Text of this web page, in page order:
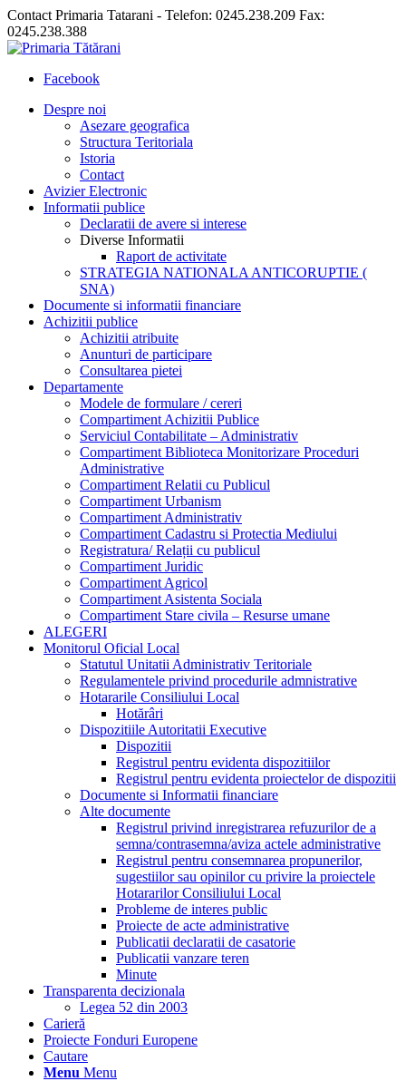
Contact Primaria Tatarani - Telefon: 0245.238.209 Fax:
0245.238.388
Facebook
Despre noi
Asezare geografica
Structura Teritoriala
Istoria
Contact
Avizier Electronic
Informatii publice
Declaratii de avere si interese
Diverse Informatii
Raport de activitate
STRATEGIA NATIONALA ANTICORUPTIE (
SNA)
Documente si informatii financiare
Achizitii publice
Achizitii atribuite
Anunturi de participare
Consultarea pietei
Departamente
Modele de formulare / cereri
Compartiment Achizitii Publice
Serviciul Contabilitate – Administrativ
Compartiment Biblioteca Monitorizare Proceduri
Administrative
Compartiment Relatii cu Publicul
Compartiment Urbanism
Compartiment Administrativ
Compartiment Cadastru si Protectia Mediului
Registratura/ Relații cu publicul
Compartiment Juridic
Compartiment Agricol
Compartiment Asistenta Sociala
Compartiment Stare civila – Resurse umane
ALEGERI
Monitorul Oficial Local
Statutul Unitatii Administrativ Teritoriale
Regulamentele privind procedurile admnistrative
Hotararile Consiliului Local
Hotărâri
Dispozitiile Autoritatii Executive
Dispozitii
Registrul pentru evidenta dispozitiilor
Registrul pentru evidenta proiectelor de dispozitii
Documente si Informatii financiare
Alte documente
Registrul privind inregistrarea refuzurilor de a
semna/contrasemna/aviza actele administrative
Registrul pentru consemnarea propunerilor,
sugestiilor sau opinilor cu privire la proiectele
Hotararilor Consiliului Local
Probleme de interes public
Proiecte de acte administrative
Publicatii declaratii de casatorie
Publicatii vanzare teren
Minute
Transparenta decizionala
Legea 52 din 2003
Carieră
Proiecte Fonduri Europene
Cautare
Menu Menu